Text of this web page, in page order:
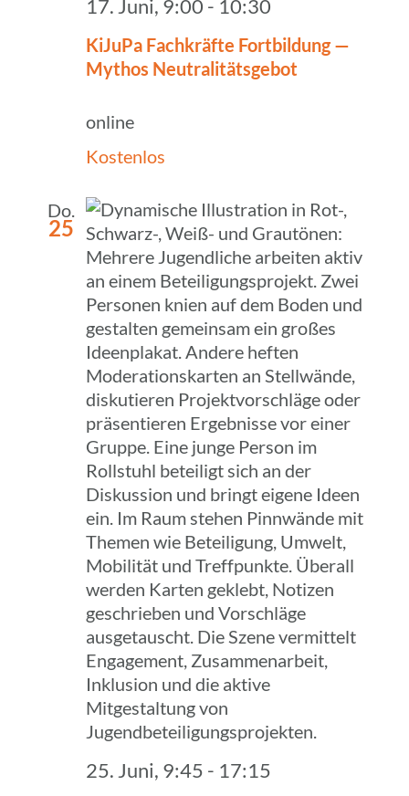
KiJuPa Fach­kräfte Fort­bil­dung —
Mythos Neutralitätsgebot
17. Juni, 9:00 - 10:30
online
Kostenlos
Do.
25
25. Juni, 9:45 - 17:15